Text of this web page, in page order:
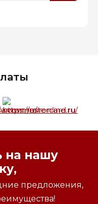
на нашу
предложения,